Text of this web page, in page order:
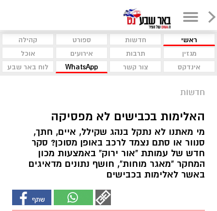
ראשי חדשות ספורט
קהילה
מגזין
תרבות אירועים
אוכל
אינדקס
צור קשר WhatsApp לוח באר שבע
חדשות
האלימות בכבישים לא מפסיקה
מי מאתנו לא נתקל בנהג שקילל, איים, חתך,
סנוור או סתם נצמד לרכב באופן מסוכן? סקר
חדש של עמותת "אור ירוק" באמצעות מכון
המחקר "מאגר מוחות", חושף נתונים מדאיגים
באשר לאלימות בכבישים